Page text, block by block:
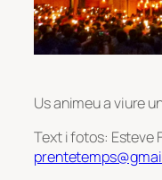
Us animeu a viure
Text i fotos: Esteve